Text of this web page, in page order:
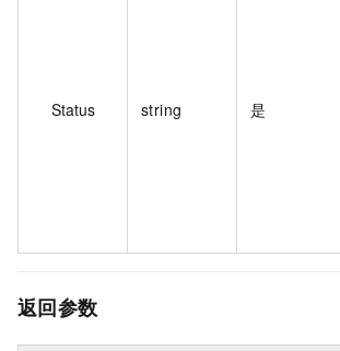
Status string 是
返回参数